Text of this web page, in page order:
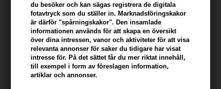
du besöker och kan sägas registrera de digitala
fotavtryck som du ställer in. Marknadsföringskakor
är därför "spårningskakor". Den insamlade
informationen används för att skapa en översikt
över dina intressen, vanor och aktiviteter för att visa
relevanta annonser för saker du tidigare har visat
intresse för. På det sättet får du mer riktat innehåll,
till exempel i form av föreslagen information,
artiklar och annonser.
Kundservice
Hair247
Frisenborgvej 6A
DK-7800 Skive
info@hair247.se